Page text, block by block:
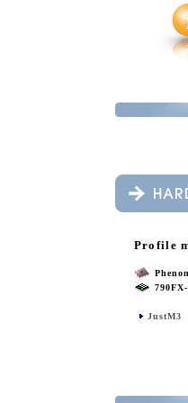
Profile
JustM3